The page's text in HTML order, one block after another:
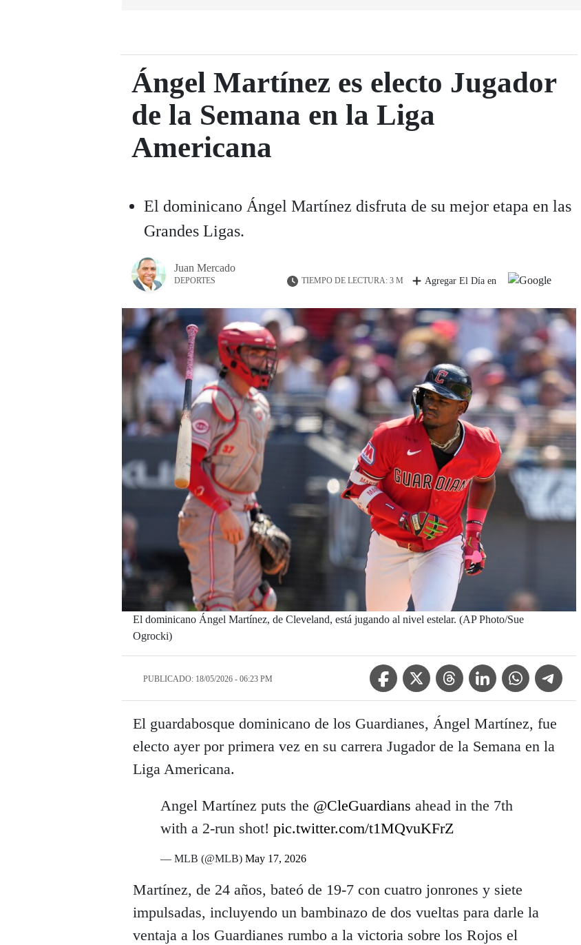
Ángel Martínez es electo Jugador
de la Semana en la Liga
Americana
El dominicano Ángel Martínez disfruta de su mejor etapa en las
Grandes Ligas.
Juan Mercado
DEPORTES TIEMPO DE LECTURA: 3 M Agregar El Día en
El dominicano Ángel Martínez, de Cleveland, está jugando al nivel estelar. (AP Photo/Sue
Ogrocki)
PUBLICADO: 18/05/2026 - 06:23 PM
Facebook IconTwitter IconThreads IconLinkedin IconWhatsApp Icon
Telegram
El guardabosque dominicano de los Guardianes, Ángel Martínez, fue
electo ayer por primera vez en su carrera Jugador de la Semana en la
Liga Americana.
Angel Martínez puts the @CleGuardians ahead in the 7th
with a 2-run shot! pic.twitter.com/t1MQvuKFrZ
— MLB (@MLB) May 17, 2026
Martínez, de 24 años, bateó de 19-7 con cuatro jonrones y siete
impulsadas, incluyendo un bambinazo de dos vueltas para darle la
ventaja a los Guardianes rumbo a la victoria sobre los Rojos el